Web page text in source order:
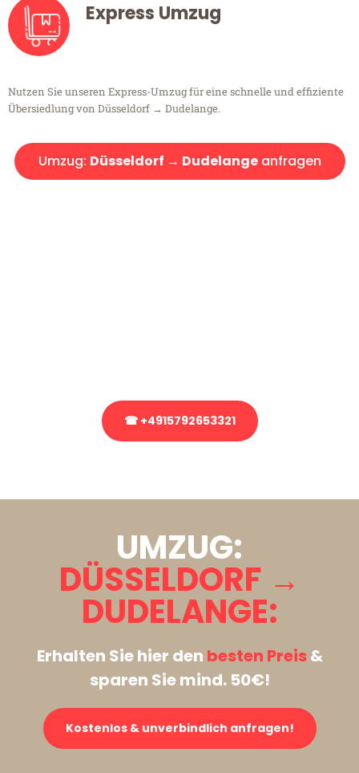
Express Umzug
Nutzen Sie unseren Express-Umzug für eine schnelle und effiziente
Übersiedlung von Düsseldorf → Dudelange.
Umzug: Düsseldorf → Dudelangeanfragen
☎ +4915792653321
UMZUG:
DÜSSELDORF →
DUDELANGE:
Erhalten Sie hier den besten Preis&
sparen Sie mind. 50€!
Kostenlos & unverbindlich anfragen!